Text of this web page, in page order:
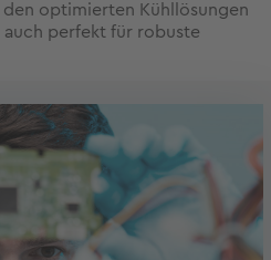
optimierten Kühllösungen
auch perfekt für robuste